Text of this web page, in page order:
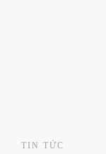
TIN TỨC